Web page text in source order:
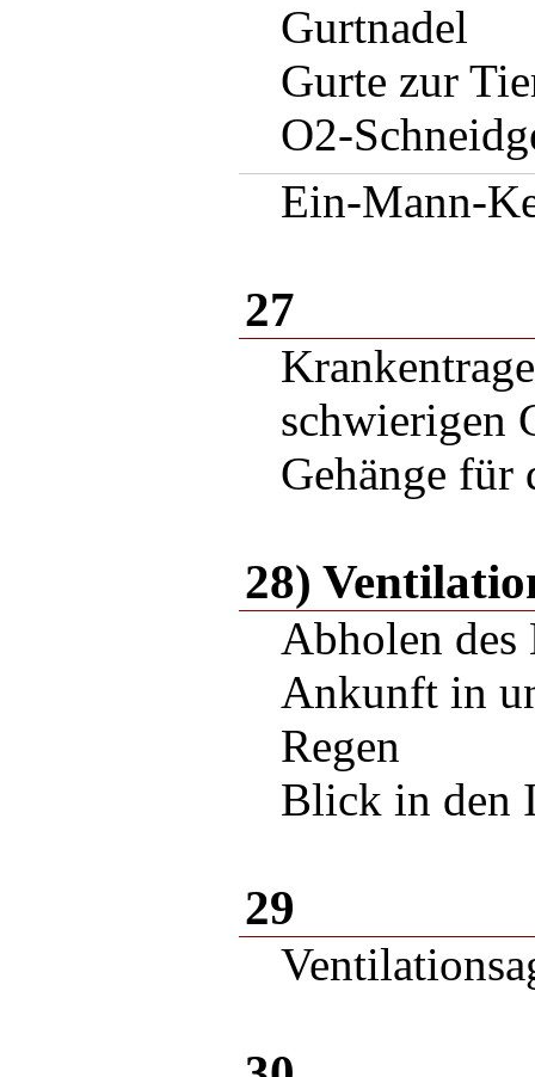
Gurtnadel
Gurte zur
O2-
Ein-Mann-
27
schwierigen
Gehänge für
28)
Abholen des
Ankunft in
Regen
Blick in den
29